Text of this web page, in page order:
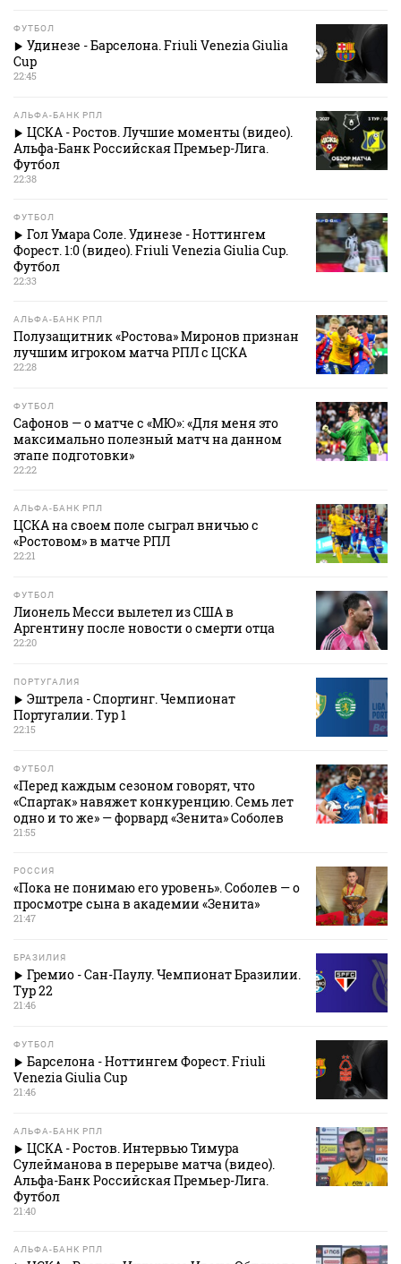
ФУТБОЛ
Удинезе - Барселона. Friuli Venezia Giulia
Cup
22:45
АЛЬФА-БАНК РПЛ
ЦСКА - Ростов. Лучшие моменты (видео).
Альфа-Банк Российская Премьер-Лига.
Футбол
22:38
ФУТБОЛ
Гол Умара Соле. Удинезе - Ноттингем
Форест. 1:0 (видео). Friuli Venezia Giulia Cup.
Футбол
22:33
АЛЬФА-БАНК РПЛ
Полузащитник «Ростова» Миронов признан
лучшим игроком матча РПЛ с ЦСКА
22:28
ФУТБОЛ
Сафонов — о матче с «МЮ»: «Для меня это
максимально полезный матч на данном
этапе подготовки»
22:22
АЛЬФА-БАНК РПЛ
ЦСКА на своем поле сыграл вничью с
«Ростовом» в матче РПЛ
22:21
ФУТБОЛ
Лионель Месси вылетел из США в
Аргентину после новости о смерти отца
22:20
ПОРТУГАЛИЯ
Эштрела - Спортинг. Чемпионат
Португалии. Тур 1
22:15
ФУТБОЛ
«Перед каждым сезоном говорят, что
«Спартак» навяжет конкуренцию. Семь лет
одно и то же» — форвард «Зенита» Соболев
21:55
РОССИЯ
«Пока не понимаю его уровень». Соболев — о
просмотре сына в академии «Зенита»
21:47
БРАЗИЛИЯ
Гремио - Сан-Паулу. Чемпионат Бразилии.
Тур 22
21:46
ФУТБОЛ
Барселона - Ноттингем Форест. Friuli
Venezia Giulia Cup
21:46
АЛЬФА-БАНК РПЛ
ЦСКА - Ростов. Интервью Тимура
Сулейманова в перерыве матча (видео).
Альфа-Банк Российская Премьер-Лига.
Футбол
21:40
АЛЬФА-БАНК РПЛ